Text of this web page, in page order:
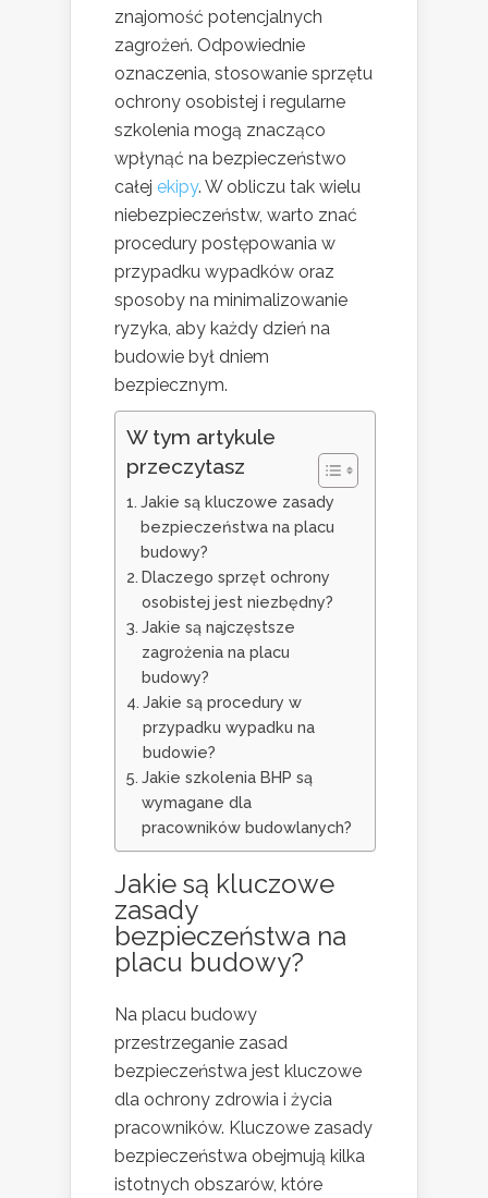
znajomość potencjalnych
zagrożeń. Odpowiednie
oznaczenia, stosowanie sprzętu
ochrony osobistej i regularne
szkolenia mogą znacząco
wpłynąć na bezpieczeństwo
całej ekipy. W obliczu tak wielu
niebezpieczeństw, warto znać
procedury postępowania w
przypadku wypadków oraz
sposoby na minimalizowanie
ryzyka, aby każdy dzień na
budowie był dniem
bezpiecznym.
W tym artykule
przeczytasz
Jakie są kluczowe zasady
bezpieczeństwa na placu
budowy?
Dlaczego sprzęt ochrony
osobistej jest niezbędny?
Jakie są najczęstsze
zagrożenia na placu
budowy?
Jakie są procedury w
przypadku wypadku na
budowie?
Jakie szkolenia BHP są
wymagane dla
pracowników budowlanych?
Jakie są kluczowe
zasady
bezpieczeństwa na
placu budowy?
Na placu budowy
przestrzeganie zasad
bezpieczeństwa jest kluczowe
dla ochrony zdrowia i życia
pracowników. Kluczowe zasady
bezpieczeństwa obejmują kilka
istotnych obszarów, które